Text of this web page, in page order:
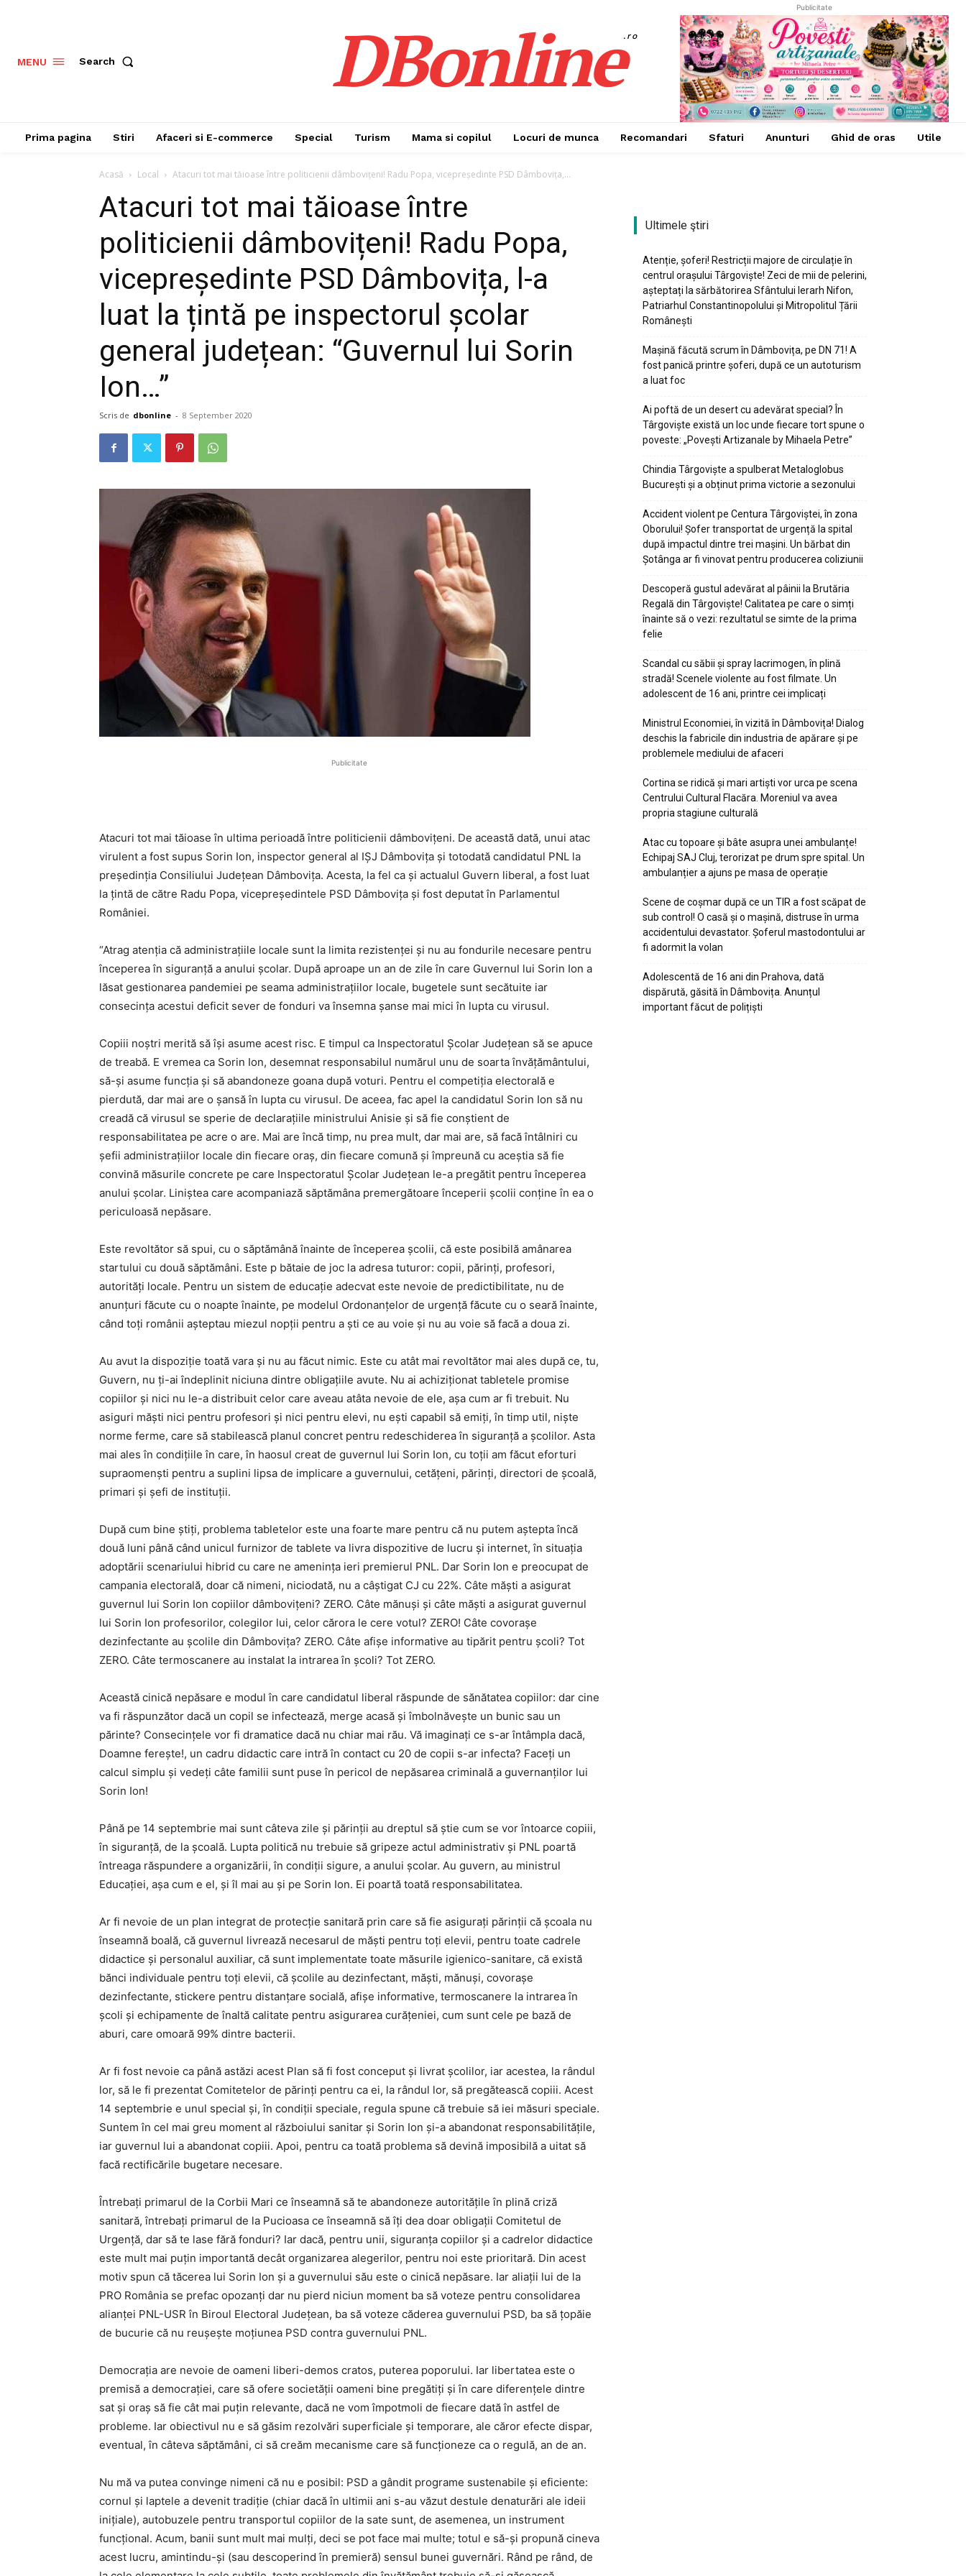
MENU Search DBonline.ro
Publicitate
Prima pagina Stiri Afaceri si E-commerce Special Turism Mama si copilul Locuri de munca Recomandari Sfaturi Anunturi Ghid de oras Utile
Acasă Local Atacuri tot mai tăioase între politicienii dâmbovițeni! Radu Popa, vicepreședinte PSD Dâmbovița,...
Atacuri tot mai tăioase între
politicienii dâmbovițeni! Radu Popa,
vicepreședinte PSD Dâmbovița, l-a
luat la țintă pe inspectorul școlar
general județean: “Guvernul lui Sorin
Ion…”
Scris de dbonline - 8 September 2020
Publicitate
Atacuri tot mai tăioase în ultima perioadă între politicienii dâmbovițeni. De această dată, unui atac
virulent a fost supus Sorin Ion, inspector general al IȘJ Dâmbovița și totodată candidatul PNL la
președinția Consiliului Județean Dâmbovița. Acesta, la fel ca și actualul Guvern liberal, a fost luat
la țintă de către Radu Popa, vicepreședintele PSD Dâmbovița și fost deputat în Parlamentul
României.
“Atrag atenția că administrațiile locale sunt la limita rezistenței și nu au fondurile necesare pentru
începerea în siguranță a anului școlar. După aproape un an de zile în care Guvernul lui Sorin Ion a
lăsat gestionarea pandemiei pe seama administrațiilor locale, bugetele sunt secătuite iar
consecința acestui deficit sever de fonduri va însemna șanse mai mici în lupta cu virusul.
Copiii noștri merită să își asume acest risc. E timpul ca Inspectoratul Școlar Județean să se apuce
de treabă. E vremea ca Sorin Ion, desemnat responsabilul numărul unu de soarta învățământului,
să-și asume funcția și să abandoneze goana după voturi. Pentru el competiția electorală e
pierdută, dar mai are o șansă în lupta cu virusul. De aceea, fac apel la candidatul Sorin Ion să nu
creadă că virusul se sperie de declarațiile ministrului Anisie și să fie conștient de
responsabilitatea pe acre o are. Mai are încă timp, nu prea mult, dar mai are, să facă întâlniri cu
șefii administrațiilor locale din fiecare oraș, din fiecare comună și împreună cu aceștia să fie
convină măsurile concrete pe care Inspectoratul Școlar Județean le-a pregătit pentru începerea
anului școlar. Liniștea care acompaniază săptămâna premergătoare începerii școlii conține în ea o
periculoasă nepăsare.
Este revoltător să spui, cu o săptămână înainte de începerea școlii, că este posibilă amânarea
startului cu două săptămâni. Este p bătaie de joc la adresa tuturor: copii, părinți, profesori,
autorități locale. Pentru un sistem de educație adecvat este nevoie de predictibilitate, nu de
anunțuri făcute cu o noapte înainte, pe modelul Ordonanțelor de urgență făcute cu o seară înainte,
când toți românii așteptau miezul nopții pentru a ști ce au voie și nu au voie să facă a doua zi.
Au avut la dispoziție toată vara și nu au făcut nimic. Este cu atât mai revoltător mai ales după ce, tu,
Guvern, nu ți-ai îndeplinit niciuna dintre obligațiile avute. Nu ai achiziționat tabletele promise
copiilor și nici nu le-a distribuit celor care aveau atâta nevoie de ele, așa cum ar fi trebuit. Nu
asiguri măști nici pentru profesori și nici pentru elevi, nu ești capabil să emiți, în timp util, niște
norme ferme, care să stabilească planul concret pentru redeschiderea în siguranță a școlilor. Asta
mai ales în condițiile în care, în haosul creat de guvernul lui Sorin Ion, cu toții am făcut eforturi
supraomenști pentru a suplini lipsa de implicare a guvernului, cetățeni, părinți, directori de școală,
primari și șefi de instituții.
După cum bine știți, problema tabletelor este una foarte mare pentru că nu putem aștepta încă
două luni până când unicul furnizor de tablete va livra dispozitive de lucru și internet, în situația
adoptării scenariului hibrid cu care ne amenința ieri premierul PNL. Dar Sorin Ion e preocupat de
campania electorală, doar că nimeni, niciodată, nu a câștigat CJ cu 22%. Câte măști a asigurat
guvernul lui Sorin Ion copiilor dâmbovițeni? ZERO. Câte mănuși și câte măști a asigurat guvernul
lui Sorin Ion profesorilor, colegilor lui, celor cărora le cere votul? ZERO! Câte covorașe
dezinfectante au școlile din Dâmbovița? ZERO. Câte afișe informative au tipărit pentru școli? Tot
ZERO. Câte termoscanere au instalat la intrarea în școli? Tot ZERO.
Această cinică nepăsare e modul în care candidatul liberal răspunde de sănătatea copiilor: dar cine
va fi răspunzător dacă un copil se infectează, merge acasă și îmbolnăvește un bunic sau un
părinte? Consecințele vor fi dramatice dacă nu chiar mai rău. Vă imaginați ce s-ar întâmpla dacă,
Doamne ferește!, un cadru didactic care intră în contact cu 20 de copii s-ar infecta? Faceți un
calcul simplu și vedeți câte familii sunt puse în pericol de nepăsarea criminală a guvernanților lui
Sorin Ion!
Până pe 14 septembrie mai sunt câteva zile și părinții au dreptul să știe cum se vor întoarce copiii,
în siguranță, de la școală. Lupta politică nu trebuie să gripeze actul administrativ și PNL poartă
întreaga răspundere a organizării, în condiții sigure, a anului școlar. Au guvern, au ministrul
Educației, așa cum e el, și îl mai au și pe Sorin Ion. Ei poartă toată responsabilitatea.
Ar fi nevoie de un plan integrat de protecție sanitară prin care să fie asigurați părinții că școala nu
înseamnă boală, că guvernul livrează necesarul de măști pentru toți elevii, pentru toate cadrele
didactice și personalul auxiliar, că sunt implementate toate măsurile igienico-sanitare, că există
bănci individuale pentru toți elevii, că școlile au dezinfectant, măști, mănuși, covorașe
dezinfectante, stickere pentru distanțare socială, afișe informative, termoscanere la intrarea în
școli și echipamente de înaltă calitate pentru asigurarea curățeniei, cum sunt cele pe bază de
aburi, care omoară 99% dintre bacterii.
Ar fi fost nevoie ca până astăzi acest Plan să fi fost conceput și livrat școlilor, iar acestea, la rândul
lor, să le fi prezentat Comitetelor de părinți pentru ca ei, la rândul lor, să pregătească copiii. Acest
14 septembrie e unul special și, în condiții speciale, regula spune că trebuie să iei măsuri speciale.
Suntem în cel mai greu moment al războiului sanitar și Sorin Ion și-a abandonat responsabilitățile,
iar guvernul lui a abandonat copiii. Apoi, pentru ca toată problema să devină imposibilă a uitat să
facă rectificările bugetare necesare.
Întrebați primarul de la Corbii Mari ce înseamnă să te abandoneze autoritățile în plină criză
sanitară, întrebați primarul de la Pucioasa ce înseamnă să îți dea doar obligații Comitetul de
Urgență, dar să te lase fără fonduri? Iar dacă, pentru unii, siguranța copiilor și a cadrelor didactice
este mult mai puțin importantă decât organizarea alegerilor, pentru noi este prioritară. Din acest
motiv spun că tăcerea lui Sorin Ion și a guvernului său este o cinică nepăsare. Iar aliații lui de la
PRO România se prefac opozanți dar nu pierd niciun moment ba să voteze pentru consolidarea
alianței PNL-USR în Biroul Electoral Județean, ba să voteze căderea guvernului PSD, ba să țopăie
de bucurie că nu reușește moțiunea PSD contra guvernului PNL.
Democrația are nevoie de oameni liberi-demos cratos, puterea poporului. Iar libertatea este o
premisă a democrației, care să ofere societății oameni bine pregătiți și în care diferențele dintre
sat și oraș să fie cât mai puțin relevante, dacă ne vom împotmoli de fiecare dată în astfel de
probleme. Iar obiectivul nu e să găsim rezolvări superficiale și temporare, ale căror efecte dispar,
eventual, în câteva săptămâni, ci să creăm mecanisme care să funcționeze ca o regulă, an de an.
Nu mă va putea convinge nimeni că nu e posibil: PSD a gândit programe sustenabile și eficiente:
cornul și laptele a devenit tradiție (chiar dacă în ultimii ani s-au văzut destule denaturări ale ideii
inițiale), autobuzele pentru transportul copiilor de la sate sunt, de asemenea, un instrument
funcțional. Acum, banii sunt mult mai mulți, deci se pot face mai multe; totul e să-și propună cineva
acest lucru, amintindu-și (sau descoperind în premieră) sensul bunei guvernări. Rând pe rând, de
Ultimele ştiri
Atenție, șoferi! Restricții majore de circulație în
centrul orașului Târgoviște! Zeci de mii de pelerini,
așteptați la sărbătorirea Sfântului Ierarh Nifon,
Patriarhul Constantinopolului și Mitropolitul Țării
Românești
Mașină făcută scrum în Dâmbovița, pe DN 71! A
fost panică printre șoferi, după ce un autoturism
a luat foc
Ai poftă de un desert cu adevărat special? În
Târgoviște există un loc unde fiecare tort spune o
poveste: „Povești Artizanale by Mihaela Petre”
Chindia Târgoviște a spulberat Metaloglobus
București și a obținut prima victorie a sezonului
Accident violent pe Centura Târgoviștei, în zona
Oborului! Șofer transportat de urgență la spital
după impactul dintre trei mașini. Un bărbat din
Șotânga ar fi vinovat pentru producerea coliziunii
Descoperă gustul adevărat al pâinii la Brutăria
Regală din Târgoviște! Calitatea pe care o simți
înainte să o vezi: rezultatul se simte de la prima
felie
Scandal cu săbii și spray lacrimogen, în plină
stradă! Scenele violente au fost filmate. Un
adolescent de 16 ani, printre cei implicați
Ministrul Economiei, în vizită în Dâmbovița! Dialog
deschis la fabricile din industria de apărare și pe
problemele mediului de afaceri
Cortina se ridică și mari artiști vor urca pe scena
Centrului Cultural Flacăra. Moreniul va avea
propria stagiune culturală
Atac cu topoare și bâte asupra unei ambulanțe!
Echipaj SAJ Cluj, terorizat pe drum spre spital. Un
ambulanțier a ajuns pe masa de operație
Scene de coșmar după ce un TIR a fost scăpat de
sub control! O casă și o mașină, distruse în urma
accidentului devastator. Șoferul mastodontului ar
fi adormit la volan
Adolescentă de 16 ani din Prahova, dată
dispărută, găsită în Dâmbovița. Anunțul
important făcut de polițiști